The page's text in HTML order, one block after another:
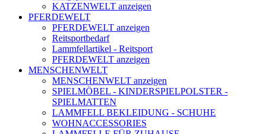
KATZENWELT anzeigen
PFERDEWELT
PFERDEWELT anzeigen
Reitsportbedarf
Lammfellartikel - Reitsport
PFERDEWELT anzeigen
MENSCHENWELT
MENSCHENWELT anzeigen
SPIELMÖBEL - KINDERSPIELPOLSTER -
SPIELMATTEN
LAMMFELL BEKLEIDUNG - SCHUHE
WOHNACCESSORIES